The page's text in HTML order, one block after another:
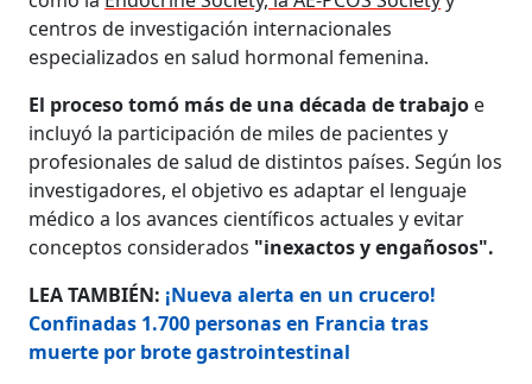
centros de investigación internacionales
especializados en salud hormonal femenina.
El proceso tomó más de una década de trabajo e
incluyó la participación de miles de pacientes y
profesionales de salud de distintos países. Según los
investigadores, el objetivo es adaptar el lenguaje
médico a los avances científicos actuales y evitar
conceptos considerados "inexactos y engañosos".
LEA TAMBIÉN: ¡Nueva alerta en un crucero!
Confinadas 1.700 personas en Francia tras
muerte por brote gastrointestinal